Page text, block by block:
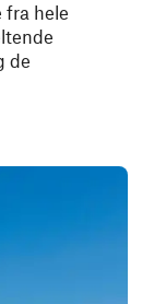
fra hele
de